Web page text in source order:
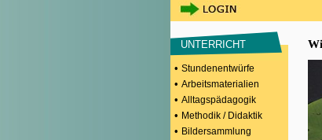
UNTERRICHT
• Stundenentwürfe
• Arbeitsmaterialien
• Alltagspädagogik
• Methodik / Didaktik
• Bildersammlung